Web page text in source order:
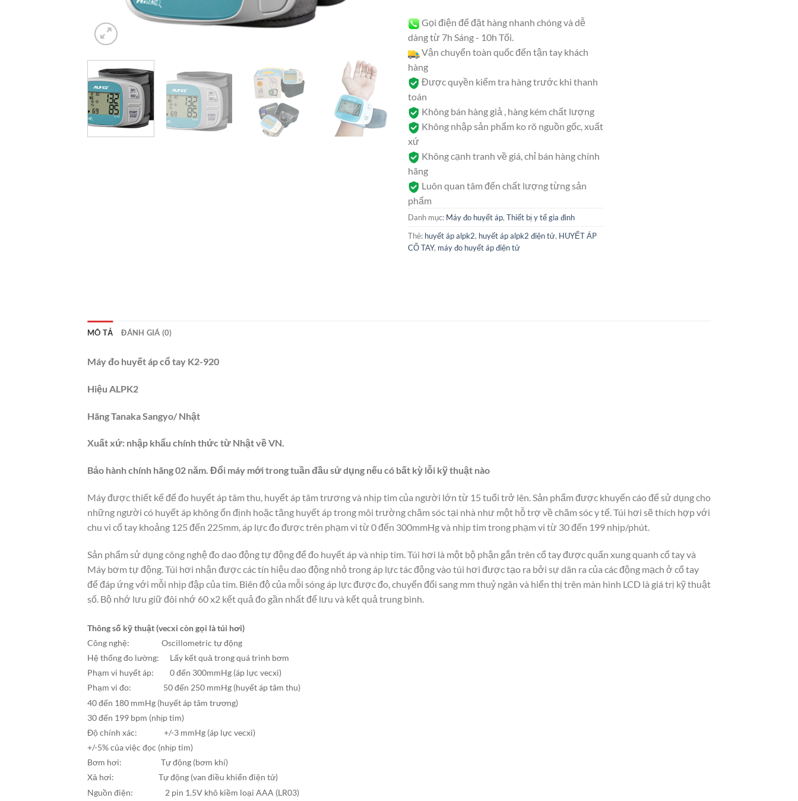
Gọi điện để đặt hàng nhanh chóng và dễ
dàng từ 7h Sáng - 10h Tối.
Vận chuyển toàn quốc đến tận tay khách
hàng
Được quyền kiểm tra hàng trước khi thanh
toán
Không bán hàng giả , hàng kém chất lượng
Không nhập sản phẩm ko rõ nguồn gốc, xuất
xứ
Không cạnh tranh về giá, chỉ bán hàng chính
hãng
Luôn quan tâm đến chất lượng từng sản
phẩm
Danh mục: Máy đo huyết áp, Thiết bị y tế gia đình
Thẻ: huyết áp alpk2, huyết áp alpk2 điện tử, HUYẾT ÁP
CỔ TAY, máy đo huyết áp điện tử
MÔ TẢ ĐÁNH GIÁ (0)
Máy đo huyết áp cổ tay K2-920
Hiệu ALPK2
Hãng Tanaka Sangyo/ Nhật
Xuất xứ: nhập khẩu chính thức từ Nhật về VN.
Bảo hành chính hãng 02 năm. Đổi máy mới trong tuần đầu sử dụng nếu có bất kỳ lỗi kỹ thuật nào
Máy được thiết kế để đo huyết áp tâm thu, huyết áp tâm trương và nhịp tim của người lớn từ 15 tuổi trở lên. Sản phẩm được khuyến cáo để sử dụng cho
những người có huyết áp không ổn định hoặc tăng huyết áp trong môi trường chăm sóc tại nhà như một hỗ trợ về chăm sóc y tế. Túi hơi sẽ thích hợp với
chu vi cổ tay khoảng 125 đến 225mm, áp lực đo được trên phạm vi từ 0 đến 300mmHg và nhịp tim trong phạm vi từ 30 đến 199 nhịp/phút.
Sản phẩm sử dụng công nghệ đo dao động tự động để đo huyết áp và nhịp tim. Túi hơi là một bộ phận gắn trên cổ tay được quấn xung quanh cổ tay và
Máy bơm tự động. Túi hơi nhận được các tín hiệu dao động nhỏ trong áp lực tác động vào túi hơi được tạo ra bởi sự dãn ra của các động mạch ở cổ tay
để đáp ứng với mỗi nhịp đập của tim. Biên độ của mỗi sóng áp lực được đo, chuyển đổi sang mm thuỷ ngân và hiển thị trên màn hình LCD là giá trị kỹ thuật
số. Bộ nhớ lưu giữ đôi nhớ 60 x2 kết quả đo gần nhất để lưu và kết quả trung bình.
Thông số kỹ thuật (vecxi còn gọi là túi hơi)
Công nghệ: Oscillometric tự động
Hệ thống đo lường: Lấy kết quả trong quá trình bơm
Phạm vi huyết áp: 0 đến 300mmHg (áp lực vecxi)
Phạm vi đo: 50 đến 250 mmHg (huyết áp tâm thu)
40 đến 180 mmHg (huyết áp tâm trương)
30 đến 199 bpm (nhịp tim)
Độ chính xác: +/-3 mmHg (áp lực vecxi)
+/-5% của việc đọc (nhịp tim)
Bơm hơi: Tự động (bơm khí)
Xả hơi: Tự động (van điều khiển điện tử)
Nguồn điện: 2 pin 1.5V khô kiềm loại AAA (LR03)